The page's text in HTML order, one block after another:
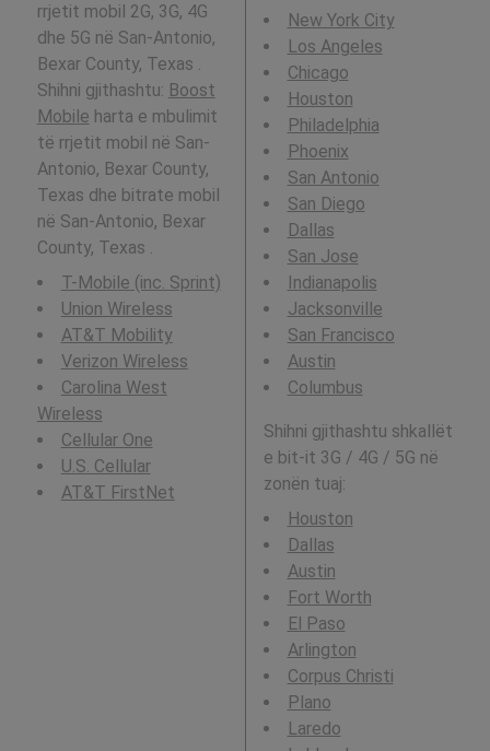
rrjetit mobil 2G, 3G, 4G
dhe 5G në San-Antonio,
Bexar County, Texas .
Shihni gjithashtu: Boost
Mobile harta e mbulimit
të rrjetit mobil në San-
Antonio, Bexar County,
Texas dhe bitrate mobil
në San-Antonio, Bexar
County, Texas .
T-Mobile (inc. Sprint)
Union Wireless
AT&T Mobility
Verizon Wireless
Carolina West
Wireless
Cellular One
U.S. Cellular
AT&T FirstNet
New York City
Los Angeles
Chicago
Houston
Philadelphia
Phoenix
San Antonio
San Diego
Dallas
San Jose
Indianapolis
Jacksonville
San Francisco
Austin
Columbus
Shihni gjithashtu shkallët
e bit-it 3G / 4G / 5G në
zonën tuaj:
Houston
Dallas
Austin
Fort Worth
El Paso
Arlington
Corpus Christi
Plano
Laredo